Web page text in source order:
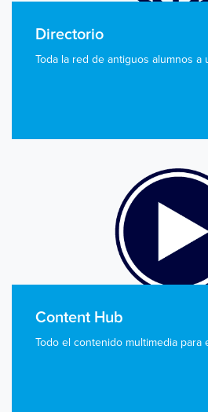
Directorio
Toda la red de antiguos alumnos a
Content Hub
Todo el contenido multimedia para